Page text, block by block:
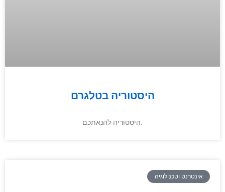
היסטוריה בטלגרם
היסטוריה להנאתכם.
אינטרנט וטכנולוגיה